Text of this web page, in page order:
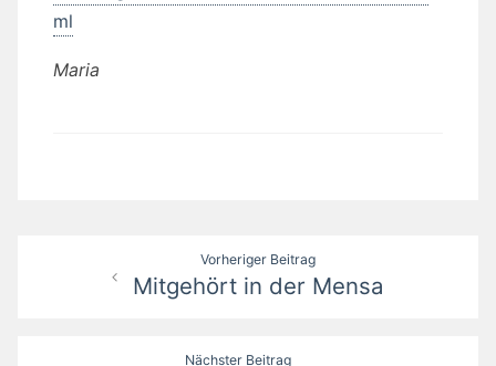
ml
Maria
Beitragsnavigation
Vorheriger Beitrag
Mitgehört in der Mensa
Nächster Beitrag